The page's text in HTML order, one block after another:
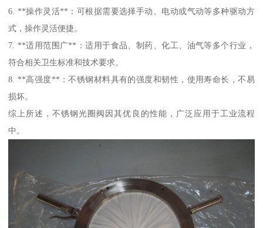
6. **操作灵活**：可根据需要选择手动、电动或气动等多种驱动方
式，操作灵活便捷。
7. **适用范围广**：适用于食品、制药、化工、油气等多个行业，
符合相关卫生标准和技术要求。
8. **高强度**：不锈钢材料具有的强度和韧性，使用寿命长，不易
损坏。
综上所述，不锈钢光圈阀因其优良的性能，广泛应用于工业流程
中。